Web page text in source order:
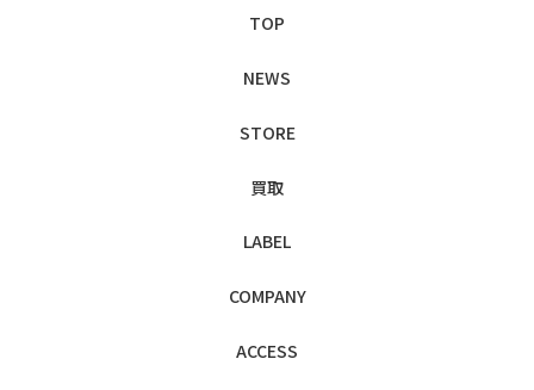
TOP
NEWS
STORE
買取
LABEL
COMPANY
ACCESS